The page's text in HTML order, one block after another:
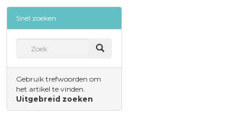
Snel zoeken
Gebruik trefwoorden om
het artikel te vinden.
Uitgebreid zoeken